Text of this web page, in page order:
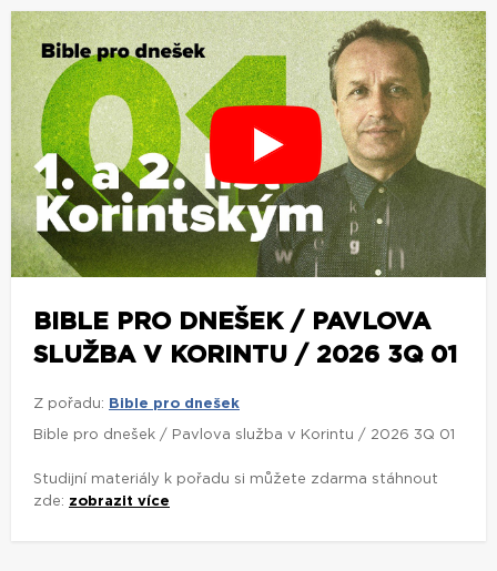
BIBLE PRO DNEŠEK / PAVLOVA
SLUŽBA V KORINTU / 2026 3Q 01
Z pořadu: Bible pro dnešek
Bible pro dnešek / Pavlova služba v Korintu / 2026 3Q 01
Studijní materiály k pořadu si můžete zdarma stáhnout
zde: zobrazit více